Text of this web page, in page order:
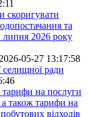
скоригувати
та
липня 2026 року
05-27 13:17:58
селищної ради
на послуги
також тарифи на
відходів